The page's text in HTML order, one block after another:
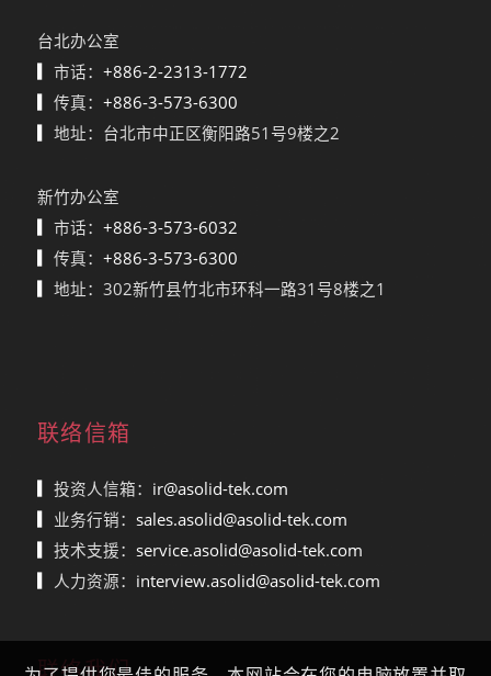
台北办公室
市话： +886-2-2313-1772
传真： +886-3-573-6300
地址：台北市中正区衡阳路51号9楼之2
新竹办公室
市话： +886-3-573-6032
传真： +886-3-573-6300
地址：302新竹县竹北市环科一路31号8楼之1
联络信箱
投资人信箱： ir@asolid-tek.com
业务行销： sales.asolid@asolid-tek.com
技术支援： service.asolid@asolid-tek.com
人力资源： interview.asolid@asolid-tek.com
联络我们